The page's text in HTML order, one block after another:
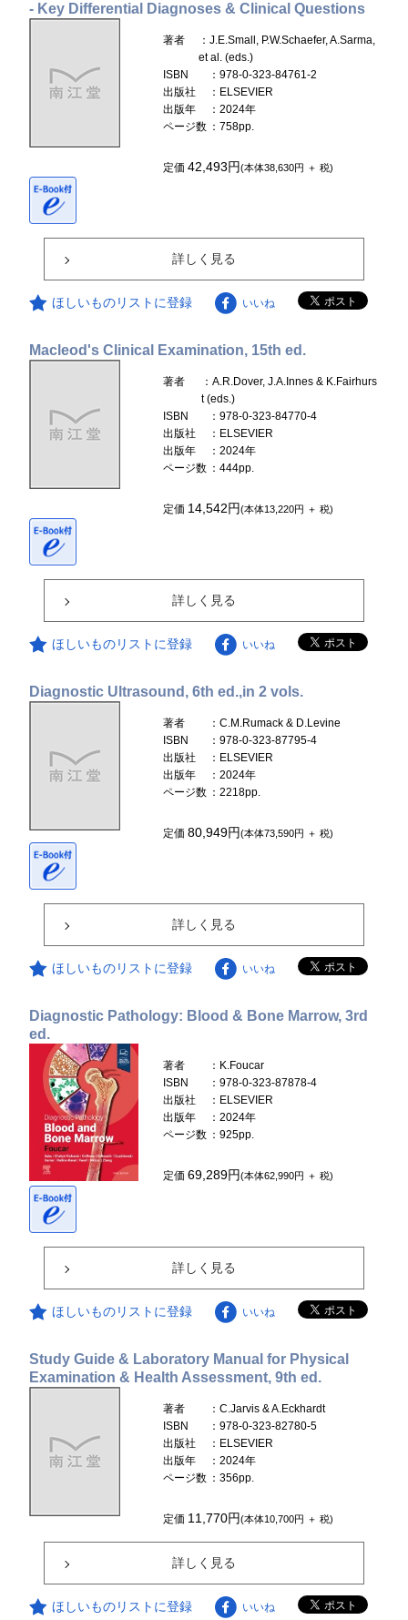
- Key Differential Diagnoses & Clinical Questions
著者
：J.E.Small, P.W.Schaefer, A.Sarma,
et al. (eds.)
ISBN
：978-0-323-84761-2
出版社
：ELSEVIER
出版年
：2024年
ページ数 ：758pp.
定価42,493円(本体38,630円 ＋ 税)
詳しく見る
ほしいものリストに登録 いいね
Macleod's Clinical Examination, 15th ed.
著者
：A.R.Dover, J.A.Innes & K.Fairhurs
t (eds.)
ISBN
：978-0-323-84770-4
出版社
：ELSEVIER
出版年
：2024年
ページ数 ：444pp.
定価 14,542円(本体13,220円 ＋ 税)
詳しく見る
ほしいものリストに登録 いいね
Diagnostic Ultrasound, 6th ed.,in 2 vols.
著者
：C.M.Rumack & D.Levine
ISBN
：978-0-323-87795-4
出版社
：ELSEVIER
出版年
：2024年
ページ数 ：2218pp.
定価80,949円(本体73,590円 ＋ 税)
詳しく見る
ほしいものリストに登録 いいね
Diagnostic Pathology: Blood & Bone Marrow, 3rd
ed.
著者
：K.Foucar
ISBN
：978-0-323-87878-4
出版社
：ELSEVIER
出版年
：2024年
ページ数 ：925pp.
定価69,289円(本体62,990円 ＋ 税)
詳しく見る
ほしいものリストに登録 いいね
Study Guide & Laboratory Manual for Physical
Examination & Health Assessment, 9th ed.
著者
：C.Jarvis & A.Eckhardt
ISBN
：978-0-323-82780-5
出版社
：ELSEVIER
出版年
：2024年
ページ数 ：356pp.
定価 11,770円(本体10,700円 ＋ 税)
詳しく見る
ほしいものリストに登録 いいね